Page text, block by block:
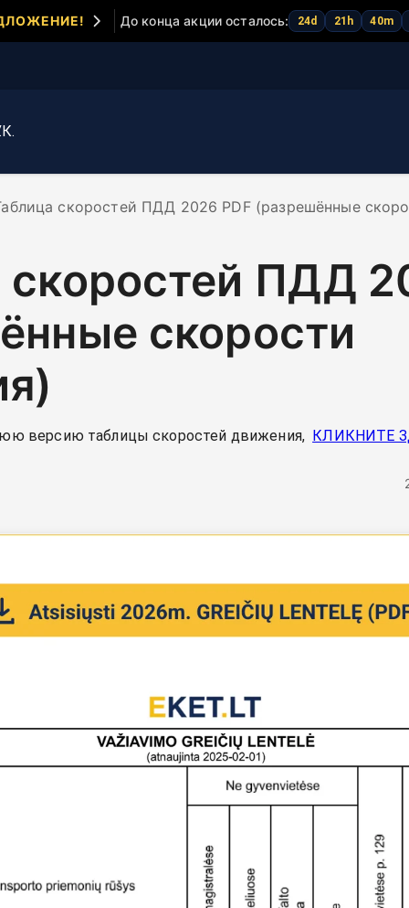
До конца акции осталось: 24d 21 h 40m
скоростей ПДД 2026 PDF (разрешённые
скоростей ПДД
скорости
версию таблицы скоростей движения, КЛИКНИТЕ